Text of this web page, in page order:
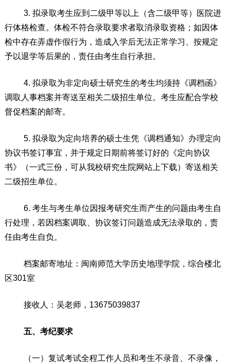
3. 拟录取考生应到二级甲等以上（含二级甲等）医院进
行体格检查。体检不符合录取要求者取消录取资格；如因体
检中存在弄虚作假行为，造成入学后无法正常学习、按规定
予以退学等后果的，责任由考生自行承担。
4. 拟录取为非定向硕士研究生的考生均须持《调档函》
调取人事档案并寄送至相关二级招生单位。考生应配合学校
督促档案的邮寄。
5. 拟录取为定向培养的硕士生凭《调档通知》办理定向
协议书签订事宜，并于规定日期前将签订好的《定向协议
书》（一式三份，可从我校研究生院网站上下载）寄送相关
二级招生单位。
6. 考生与考生单位因报考研究生而产生的问题由考生自
行处理，若因档案调取、协议签订问题造成无法录取的，责
任由考生自负。
档案邮寄地址：闽南师范大学历史地理学院，综合楼北
区301室
接收人： 吴老师， 13675039837
五、考纪要求
（一）复试考试全程工作人员和考生不录音、不录像，